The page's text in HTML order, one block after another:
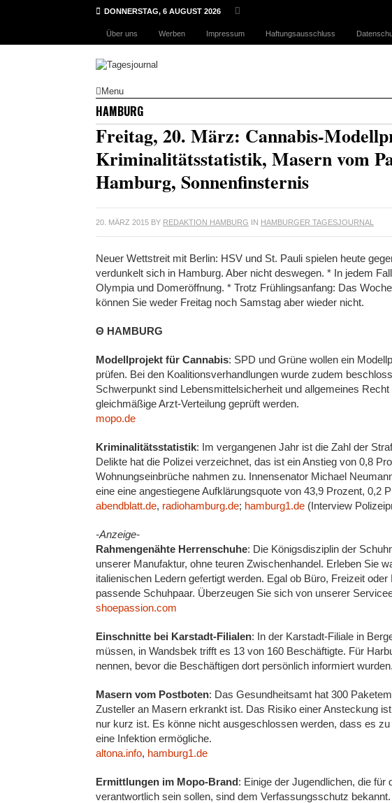
DONNERSTAG, 6 AUGUST 2026
Über uns Werben Impressum Haftungsausschluss
Menu
HAMBURG
Freitag, 20. März: Cannabis-
Kriminalitätsstatistik, Masern vom
Hamburg, Sonnenfinsternis
20. MÄRZ 2015 BY REDAKTION HAMBURG IN HAMBURGER TAGESJOURNAL
Neuer Wettstreit mit Berlin: HSV und St. Pauli spielen heute
verdunkelt sich in Hamburg. Aber nicht deswegen. * In jedem
Olympia und Domeröffnung. * Trotz Frühlingsanfang: Das
können Sie weder Freitag noch Samstag aber wieder nicht.
Θ HAMBURG
Modellprojekt für Cannabis: SPD und Grüne wollen ein
prüfen. Bei den Koalitionsverhandlungen wurde zudem
Schwerpunkt sind Lebensmittelsicherheit und allgemeines
gleichmäßige Arzt-Verteilung geprüft werden.
mopo.de
Kriminalitätsstatistik: Im vergangenen Jahr ist die Zahl der
Delikte hat die Polizei verzeichnet, das ist ein Anstieg von 0,8
Wohnungseinbrüche nahmen zu. Innensenator Michael
eine eine angestiegene Aufklärungsquote von 43,9 Prozent, 0,2
abendblatt.de, radiohamburg.de; hamburg1.de (Interview
-Anzeige-
Rahmengenähte Herrenschuhe: Die Königsdisziplin der
unserer Manufaktur, ohne teuren Zwischenhandel. Erleben Sie
italienischen Ledern gefertigt werden. Egal ob Büro, Freizeit
passende Schuhpaar. Überzeugen Sie sich von unserer
shoepassion.com
Einschnitte bei Karstadt-Filialen: In der Karstadt-Filiale in
müssen, in Wandsbek trifft es 13 von 160 Beschäftigte. Für
nennen, bevor die Beschäftigen dort persönlich informiert wurden.
Masern vom Postboten: Das Gesundheitsamt hat 300
Zusteller an Masern erkrankt ist. Das Risiko einer Ansteckung
nur kurz ist. Es könne nicht ausgeschlossen werden, dass es
eine Infektion ermögliche.
altona.info, hamburg1.de
Ermittlungen im Mopo-Brand: Einige der Jugendlichen, die
verantwortlich sein sollen, sind dem Verfassungsschutz